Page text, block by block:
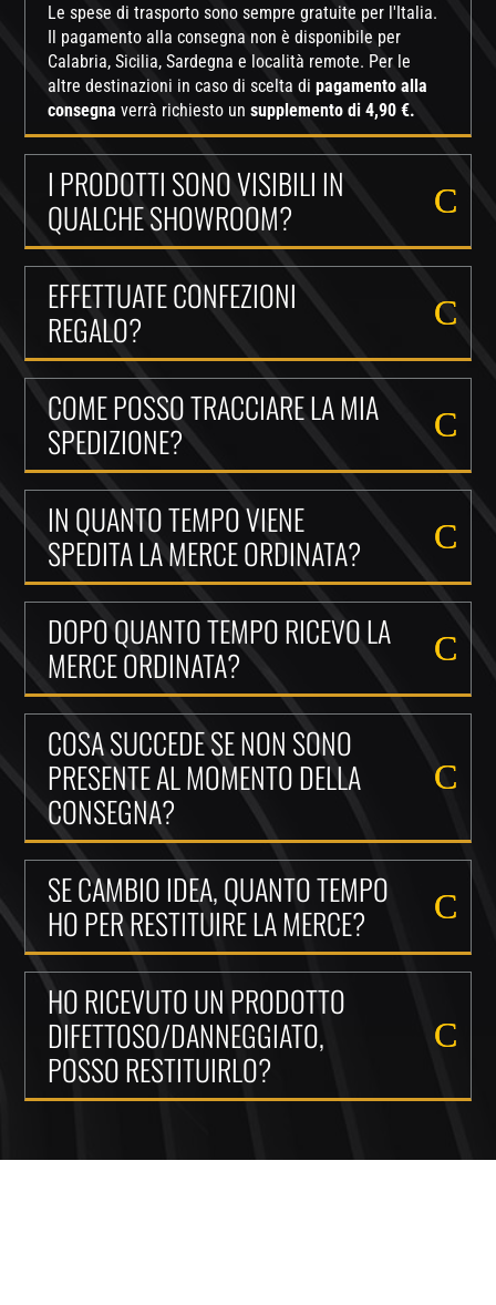
Le spese di trasporto sono sempre gratuite per l'Italia.
Il pagamento alla consegna non è disponibile per
Calabria, Sicilia, Sardegna e località remote. Per le
altre destinazioni in caso di scelta dipagamento alla
consegna verrà richiesto unsupplemento di 4,90 €.
I PRODOTTI SONO VISIBILI IN
QUALCHE SHOWROOM?
EFFETTUATE CONFEZIONI
REGALO?
COME POSSO TRACCIARE LA MIA
SPEDIZIONE?
IN QUANTO TEMPO VIENE
SPEDITA LA MERCE ORDINATA?
DOPO QUANTO TEMPO RICEVO LA
MERCE ORDINATA?
COSA SUCCEDE SE NON SONO
PRESENTE AL MOMENTO DELLA
CONSEGNA?
SE CAMBIO IDEA, QUANTO TEMPO
HO PER RESTITUIRE LA MERCE?
HO RICEVUTO UN PRODOTTO
DIFETTOSO/DANNEGGIATO,
POSSO RESTITUIRLO?